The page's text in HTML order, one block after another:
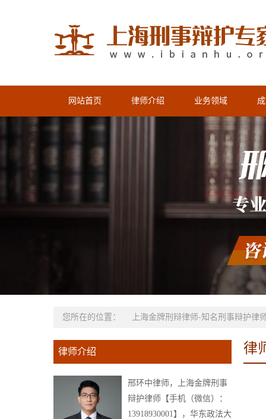
网站首页 律师介绍 业务领域
您所在的位置： 上海金牌刑辩律师-知名刑事辩护律
律师介绍
邢环中律师，上海金牌刑事
辩护律师【手机（微信）：
13918930001】，华东政法大
律